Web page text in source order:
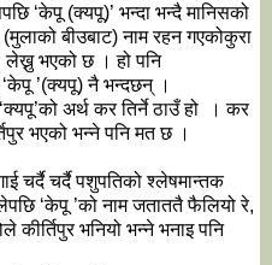
‘केपू (क्यपू)’ भन्दा भन्दै मानिसको
(मुलाको बीउबाट) नाम रहन गएकोकुरा
लेख्नु भएको छ । हो पनि
‘केपू ’(क्यपू) नै भन्दछन् ।
अर्थ कर तिर्ने ठाउँ हो  । कर
भएको भन्ने पनि मत छ ।
चर्दै चर्दै पशुपतिको श्लेषमान्तक
‘केपू ’को नाम जताततै फैलियो रे,
भनियो भन्ने भनाइ पनि